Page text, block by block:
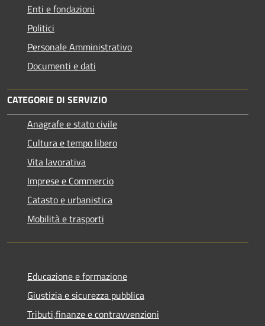
Enti e fondazioni
Politici
Personale Amministrativo
Documenti e dati
CATEGORIE DI SERVIZIO
Anagrafe e stato civile
Cultura e tempo libero
Vita lavorativa
Imprese e Commercio
Catasto e urbanistica
Mobilità e trasporti
Educazione e formazione
Giustizia e sicurezza pubblica
Tributi,finanze e contravvenzioni